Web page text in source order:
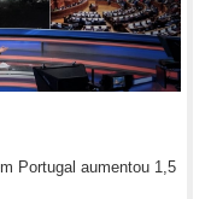
Portugal aumentou 1,5